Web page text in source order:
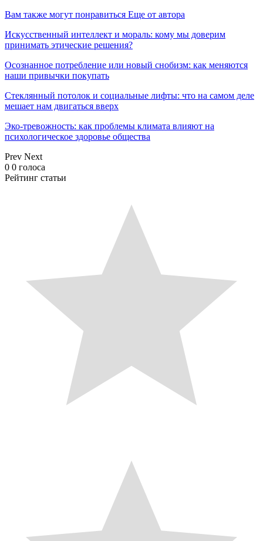
Вам также могут понравиться Еще от автора
Искусственный интеллект и мораль: кому мы доверим
принимать этические решения?
Осознанное потребление или новый снобизм: как меняются
наши привычки покупать
Стеклянный потолок и социальные лифты: что на самом деле
мешает нам двигаться вверх
Эко-тревожность: как проблемы климата влияют на
психологическое здоровье общества
Prev Next
0 0 голоса
Рейтинг статьи